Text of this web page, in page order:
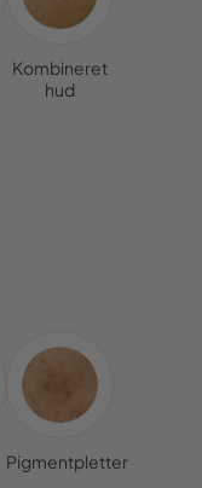
Kombineret
hud
Pigmentpletter